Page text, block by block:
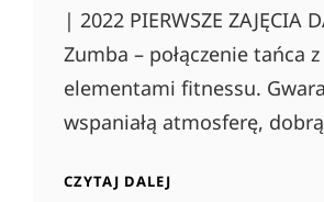
| 2022 PIERWSZE ZAJĘCIA
Zumba – połączenie tańca z
elementami fitnessu.
wspaniałą atmosferę,
CZYTAJ DALEJ